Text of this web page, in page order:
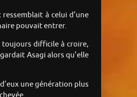
à celui d’une
pouvait entrer.
toujours difficile à croire,
Asagi alors qu’elle
une génération plus